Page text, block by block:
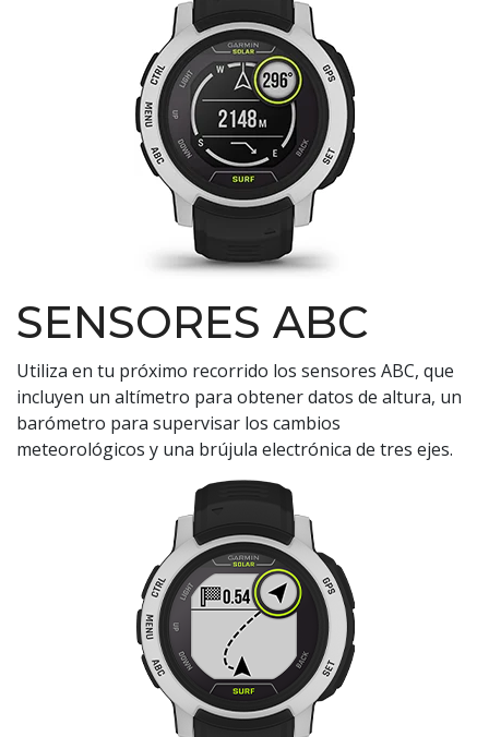
SENSORES ABC
Utiliza en tu próximo recorrido los sensores ABC, que
incluyen un altímetro para obtener datos de altura, un
barómetro para supervisar los cambios
meteorológicos y una brújula electrónica de tres ejes.